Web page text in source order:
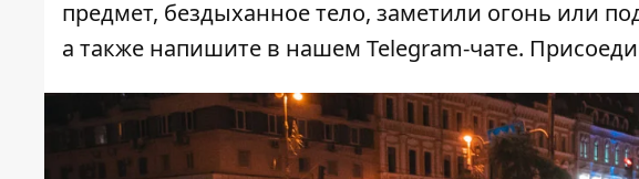
предмет, бездыханное тело, заметили огонь или
а также напишите в нашем Telegram-чате.